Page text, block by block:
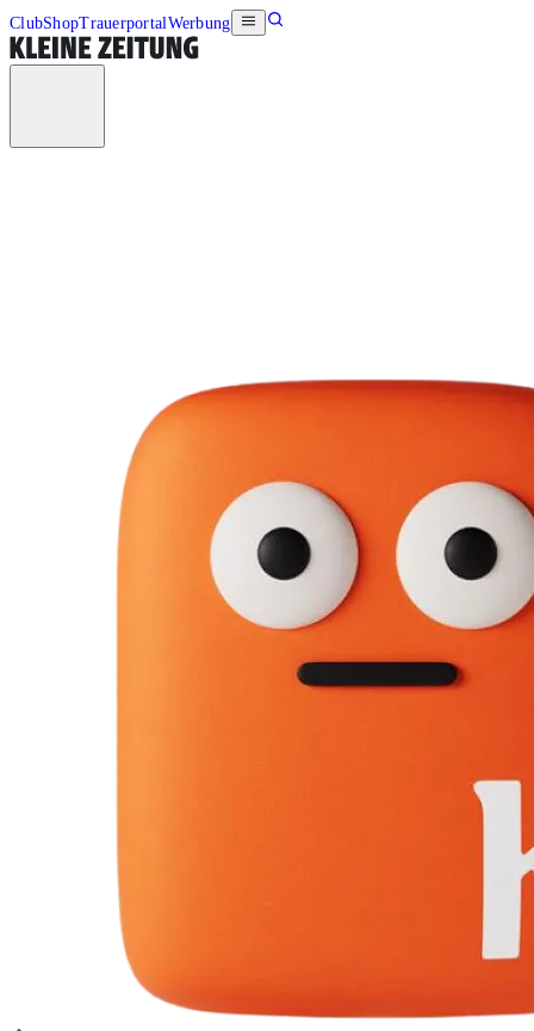
ClubShopTrauerportalWerbung